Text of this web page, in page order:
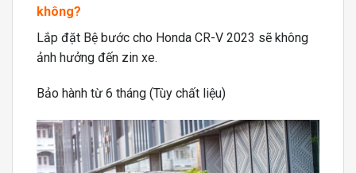
không?
Lắp đặt Bệ bước cho Honda CR-V 2023 sẽ không
ảnh hưởng đến zin xe.
Bảo hành từ 6 tháng (Tùy chất liệu)